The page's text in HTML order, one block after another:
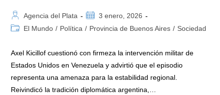
Autor
de
Agencia del Plata
Publicación
de
3 enero, 2026
Categoría
El Mundo / Política / Provincia de Buenos Aires / Sociedad
Axel Kicillof cuestionó con firmeza la intervención militar de
Estados Unidos en Venezuela y advirtió que el episodio
representa una amenaza para la estabilidad regional.
Reivindicó la tradición diplomática argentina,…